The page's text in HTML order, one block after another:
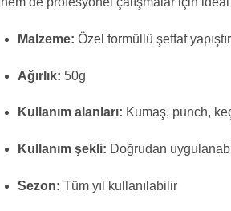
Malzeme: Özel formüllü şeffaf
Ağırlık: 50g
Kullanım alanları: Kumaş, punch,
Kullanım şekli: Doğrudan
Sezon: Tüm yıl kullanılabilir